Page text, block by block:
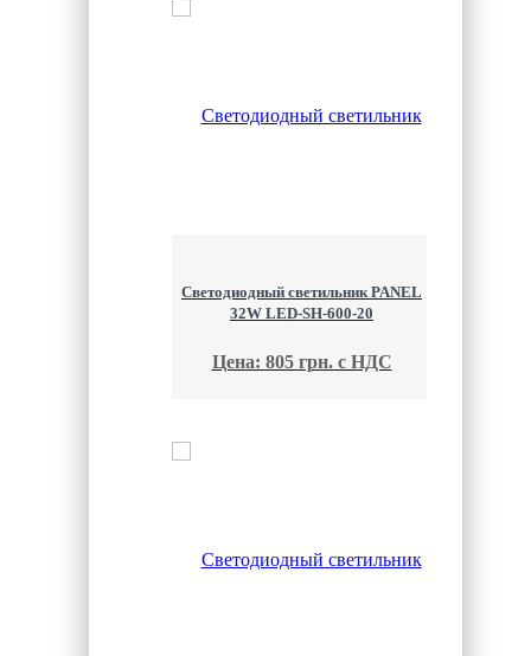
Светодиодный светильник PANEL
32W LED-SH-600-20
Цена: 805 грн. с НДС